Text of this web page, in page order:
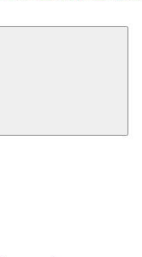
Search